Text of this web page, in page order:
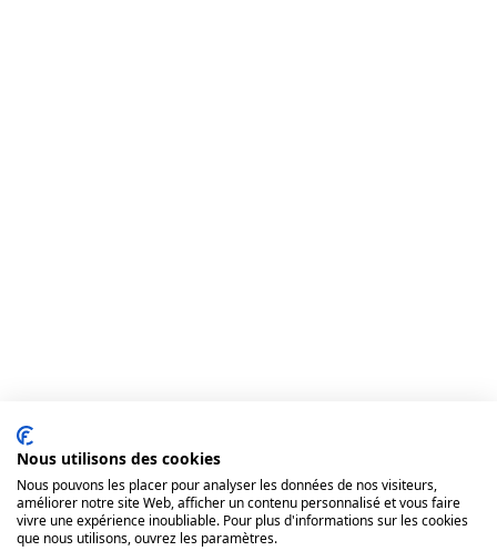
Nous utilisons des cookies
Nous pouvons les placer pour analyser les données de nos visiteurs,
améliorer notre site Web, afficher un contenu personnalisé et vous faire
vivre une expérience inoubliable. Pour plus d'informations sur les cookies
que nous utilisons, ouvrez les paramètres.